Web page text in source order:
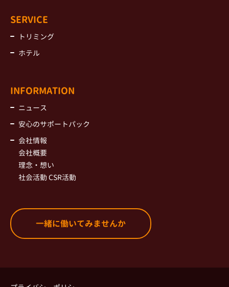
SERVICE
トリミング
ホテル
INFORMATION
ニュース
安心のサポートパック
会社情報
会社概要
理念・想い
社会活動 CSR活動
一緒に働いてみませんか